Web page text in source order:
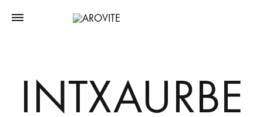
INTXAURBE